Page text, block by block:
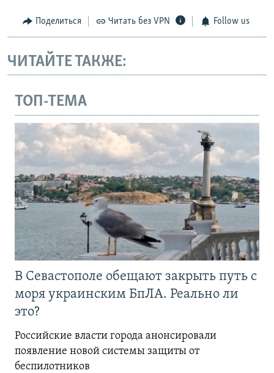
Поделиться Читать без VPN Follow us
ЧИТАЙТЕ ТАКЖЕ:
ТОП-ТЕМА
В Севастополе обещают закрыть путь с
моря украинским БпЛА. Реально ли
это?
Российские власти города анонсировали
появление новой системы защиты от
беспилотников